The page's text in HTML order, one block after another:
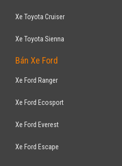
Xe Toyota Cruiser
Xe Toyota Sienna
Bán Xe Ford
Xe Ford Ranger
Xe Ford Ecosport
Xe Ford Everest
Xe Ford Escape